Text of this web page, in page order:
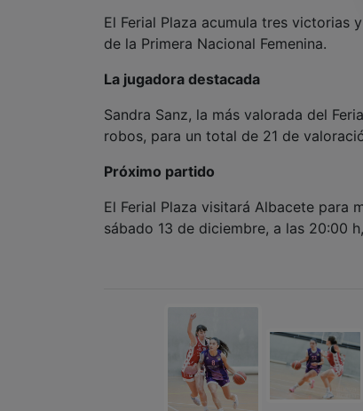
El Ferial Plaza acumula tres victorias
de la Primera Nacional Femenina.
La jugadora destacada
Sandra Sanz, la más valorada del
robos, para un total de 21 de
Próximo partido
El Ferial Plaza visitará Albacete para
sábado 13 de diciembre, a las 20:00